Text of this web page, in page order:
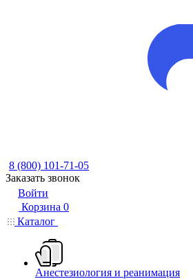
8 (800) 101-71-05
Заказать звонок
Войти
Корзина 0
Каталог
Анестезиология и реанимация